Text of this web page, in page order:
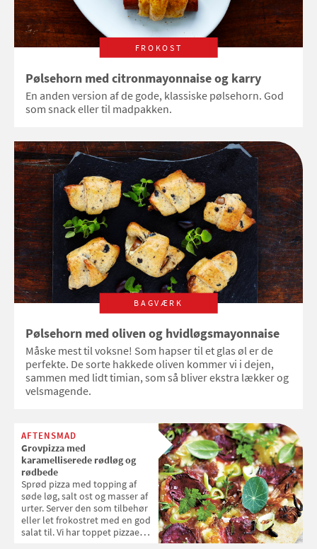
FROKOST
Pølsehorn med citronmayonnaise og karry
En anden version af de gode, klassiske pølsehorn. God
som snack eller til madpakken.
BAGVÆRK
Pølsehorn med oliven og hvidløgsmayonnaise
Måske mest til voksne! Som hapser til et glas øl er de
perfekte. De sorte hakkede oliven kommer vi i dejen,
sammen med lidt timian, som så bliver ekstra lækker og
velsmagende.
AFTENSMAD
Grovpizza med
karamelliserede rødløg og
rødbede
Sprød pizza med topping af
søde løg, salt ost og masser af
urter. Server den som tilbehør
eller let frokostret med en god
salat til. Vi har toppet pizzaen